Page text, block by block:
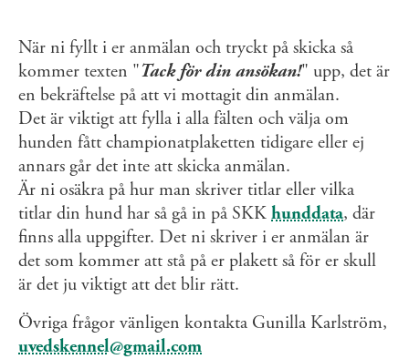
När ni fyllt i er anmälan och tryckt på skicka så
kommer texten "Tack för din ansökan!" upp, det är
en bekräftelse på att vi mottagit din anmälan.
Det är viktigt att fylla i alla fälten och välja om
hunden fått championatplaketten tidigare eller ej
annars går det inte att skicka anmälan.
Är ni osäkra på hur man skriver titlar eller vilka
titlar din hund har så gå in på SKK hunddata, där
finns alla uppgifter. Det ni skriver i er anmälan är
det som kommer att stå på er plakett så för er skull
är det ju viktigt att det blir rätt.
Övriga frågor vänligen kontakta Gunilla Karlström,
uvedskennel@gmail.com